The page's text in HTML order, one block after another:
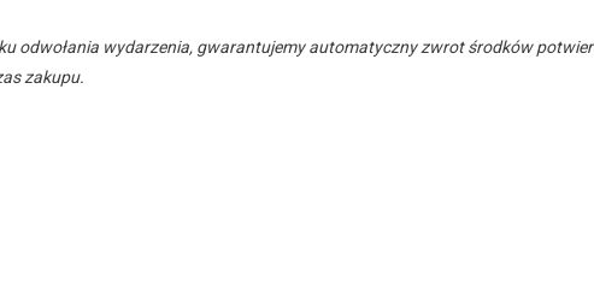
odwołania wydarzenia, gwarantujemy automatyczny zwrot środków
zakupu.